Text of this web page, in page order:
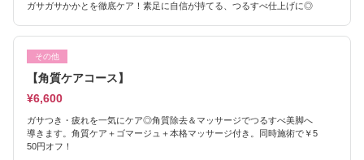
ガサガサかかとを徹底ケア！素足に自信が持てる、つるすべ仕上げに◎
その他
【角質ケアコース】
¥6,600
ガサつき・疲れを一気にケア◎角質除去＆マッサージでつるすべ美脚へ
導きます。角質ケア＋ゴマージュ＋本格マッサージ付き。同時施術で￥5
50円オフ！